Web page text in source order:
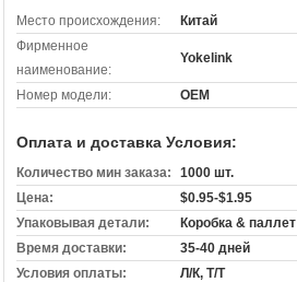
Место происхождения:
Китай
Фирменное
наименование:
Yokelink
Номер модели: OEM
Оплата и доставка Условия:
Количество мин заказа:
1000 шт.
Цена:
$0.95-$1.95
Упаковывая детали:
Коробка & паллет
Время доставки:
35-40 дней
Условия оплаты:
Л/К, Т/Т